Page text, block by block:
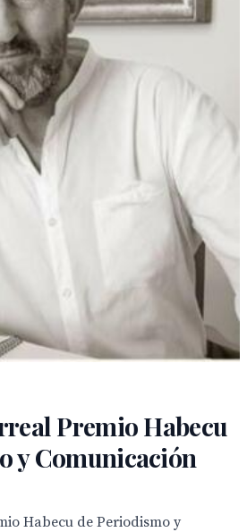
Premio Habecu
y Comunicación
Habecu de Periodismo y